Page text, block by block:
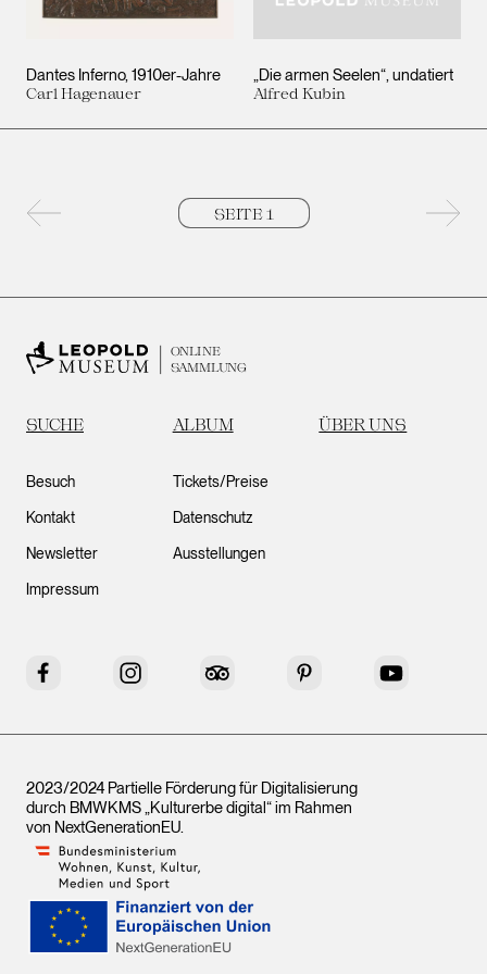
Dantes Inferno 1910er-Jahre
Carl Hagenauer
„Die armen Seelen“ undatiert
Alfred Kubin
ONLINE
SAMMLUNG
SUCHE ALBUM ÜBER UNS
Besuch
Kontakt
Newsletter
Impressum
Tickets/Preise
Datenschutz
Ausstellungen
Facebook Instagram Tripadvisor Pinterest YouTube
2023/2024 Partielle Förderung für Digitalisierung
durch BMWKMS „Kulturerbe digital“ im Rahmen
von NextGenerationEU.